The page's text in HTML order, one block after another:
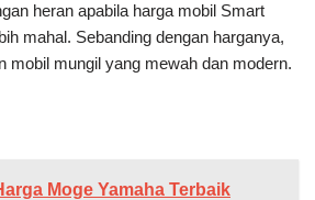
heran apabila harga mobil Smart
mahal. Sebanding dengan harganya,
mobil mungil yang mewah dan modern.
Moge Yamaha Terbaik